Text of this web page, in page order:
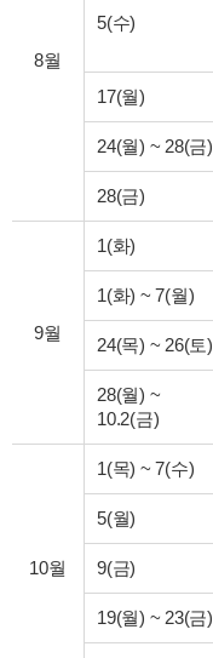
8월
5(수)
17(월)
24(월) ~ 28(금)
28(금)
9월
1(화)
1(화) ~ 7(월)
24(목) ~ 26(토)
28(월) ~
10.2(금)
10월
1(목) ~ 7(수)
5(월)
9(금)
19(월) ~ 23(금)